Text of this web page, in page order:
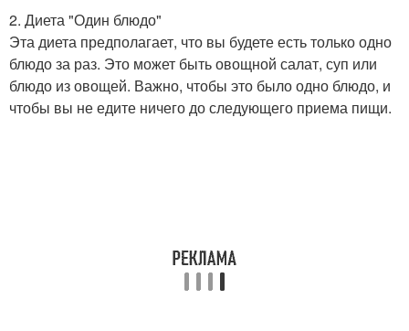
2. Диета "Один блюдо"
Эта диета предполагает, что вы будете есть только одно
блюдо за раз. Это может быть овощной салат, суп или
блюдо из овощей. Важно, чтобы это было одно блюдо, и
чтобы вы не едите ничего до следующего приема пищи.